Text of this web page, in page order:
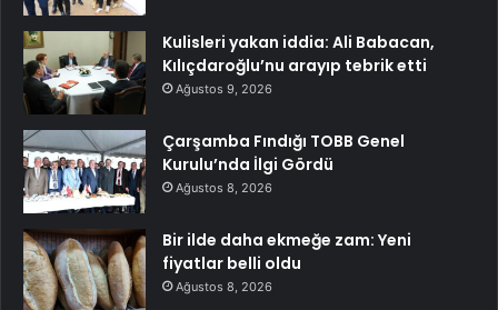
Kulisleri yakan iddia: Ali Babacan,
Kılıçdaroğlu’nu arayıp tebrik etti
Ağustos 9, 2026
Çarşamba Fındığı TOBB Genel
Kurulu’nda İlgi Gördü
Ağustos 8, 2026
Bir ilde daha ekmeğe zam: Yeni
fiyatlar belli oldu
Ağustos 8, 2026